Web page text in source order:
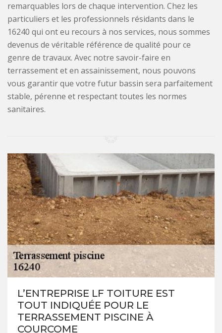
remarquables lors de chaque intervention. Chez les
particuliers et les professionnels résidants dans le
16240 qui ont eu recours à nos services, nous sommes
devenus de véritable référence de qualité pour ce
genre de travaux. Avec notre savoir-faire en
terrassement et en assainissement, nous pouvons
vous garantir que votre futur bassin sera parfaitement
stable, pérenne et respectant toutes les normes
sanitaires.
L’ENTREPRISE LF TOITURE EST
TOUT INDIQUÉE POUR LE
TERRASSEMENT PISCINE À
COURCOME